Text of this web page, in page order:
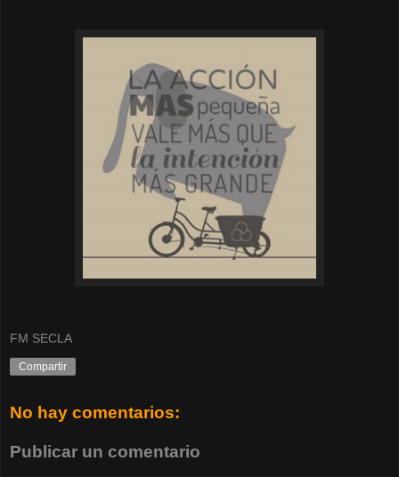
FM SECLA
Compartir
No hay comentarios:
Publicar un comentario